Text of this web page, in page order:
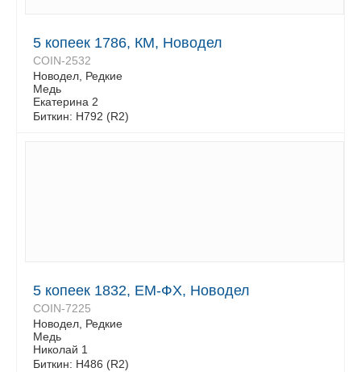
5 копеек 1786, КМ, Новодел
COIN-2532
Новодел, Редкие
Медь
Екатерина 2
Биткин: H792 (R2)
5 копеек 1832, ЕМ-ФХ, Новодел
COIN-7225
Новодел, Редкие
Медь
Николай 1
Биткин: H486 (R2)